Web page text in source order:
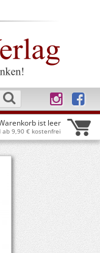
ist leer
9,90 € kostenfrei